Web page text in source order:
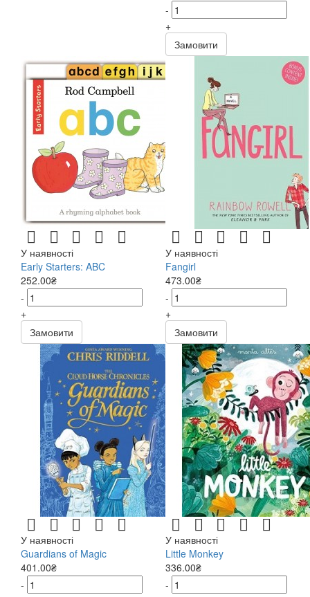
-
+
Замовити
У наявності
Early Starters: ABC
252.00₴
-
+
Замовити
У наявності
Fangirl
473.00₴
-
+
Замовити
У наявності
Guardians of Magic
401.00₴
-
У наявності
Little Monkey
336.00₴
-